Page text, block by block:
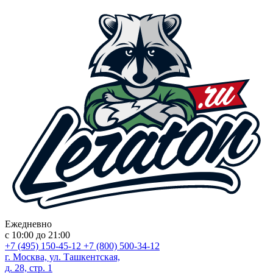
Ежедневно
с 10:00 до 21:00
+7 (495) 150-45-12 +7 (800) 500-34-12
г. Москва, ул. Ташкентская,
д. 28, стр. 1